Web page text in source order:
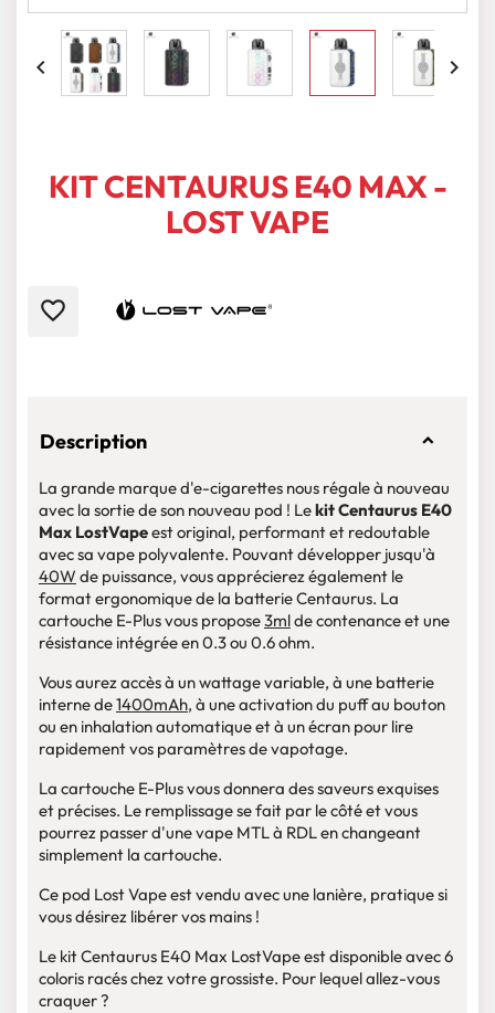
 
KIT CENTAURUS E40 MAX -
LOST VAPE
favorite_border
Description
La grande marque d'e-cigarettes nous régale à nouveau
avec la sortie de son nouveau pod ! Lekit Centaurus E40
Max LostVapeest original, performant et redoutable
avec sa vape polyvalente. Pouvant développer jusqu'à
40W de puissance, vous apprécierez également le
format ergonomique de la batterie Centaurus. La
cartouche E-Plus vous propose3mlde contenance et une
résistance intégrée en 0.3 ou 0.6 ohm.
Vous aurez accès à un wattage variable, à une batterie
interne de1400mAh, à une activation du puff au bouton
ou en inhalation automatique et à un écran pour lire
rapidement vos paramètres de vapotage.
La cartouche E-Plus vous donnera des saveurs exquises
et précises. Le remplissage se fait par le côté et vous
pourrez passer d'une vape MTL à RDL en changeant
simplement la cartouche.
Ce pod Lost Vape est vendu avec une lanière, pratique si
vous désirez libérer vos mains !
Le kit Centaurus E40 Max LostVape est disponible avec 6
coloris racés chez votre grossiste. Pour lequel allez-vous
craquer ?